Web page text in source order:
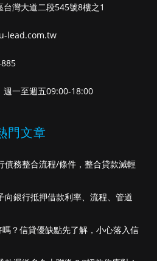
台灣大道二段545號8樓之1
lead.com.tw
週一至週五09:00-18:00
門文章
債務整合流程/條件，整合貸款減輕
向銀行抵押借款利率、流程、管道
？信貸優缺點先了解，小心落入信